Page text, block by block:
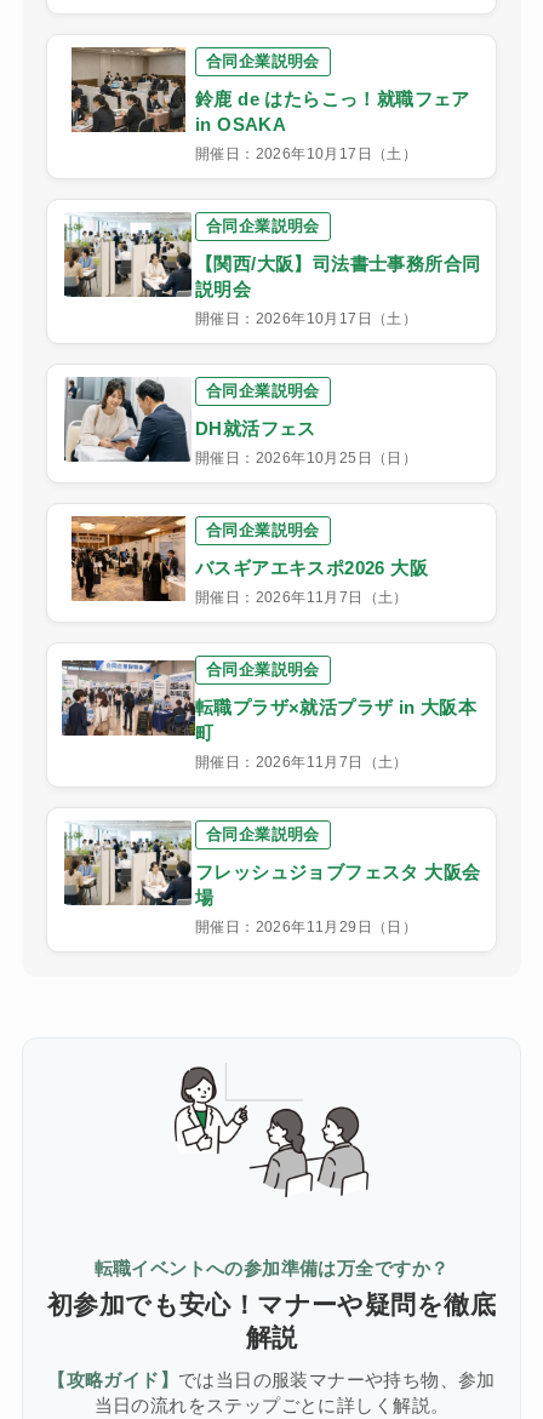
合同企業説明会
鈴鹿 de はたらこっ！就職フェア
in OSAKA
開催日：2026年10月17日（土）
合同企業説明会
【関西/大阪】司法書士事務所合同
説明会
開催日：2026年10月17日（土）
合同企業説明会
DH就活フェス
開催日：2026年10月25日（日）
合同企業説明会
バスギアエキスポ2026 大阪
開催日：2026年11月7日（土）
合同企業説明会
転職プラザ×就活プラザ in 大阪本
町
開催日：2026年11月7日（土）
合同企業説明会
フレッシュジョブフェスタ 大阪会
場
開催日：2026年11月29日（日）
転職イベントへの参加準備は万全ですか？
初参加でも安心！マナーや疑問を徹底
解説
【攻略ガイド】 では当日の服装マナーや持ち物、参加
当日の流れをステップごとに詳しく解説。